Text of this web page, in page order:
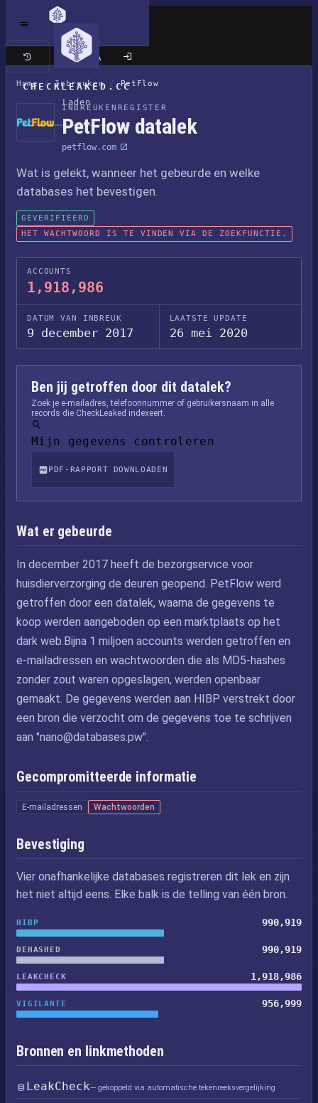
CHECKLEAKED.CC
Laden
Klassieke site
Home / Inbreuken / PetFlow
INBREUKENREGISTER
PetFlow datalek
petflow.com
Wat is gelekt, wanneer het gebeurde en welke
databases het bevestigen.
GEVERIFIEERD
HET WACHTWOORD IS TE VINDEN VIA DE ZOEKFUNCTIE.
ACCOUNTS
1,918,986
DATUM VAN INBREUK
9 december 2017
LAATSTE UPDATE
26 mei 2020
Ben jij getroffen door dit datalek?
Zoek je e-mailadres, telefoonnummer of gebruikersnaam in alle
records die CheckLeaked indexeert.
Mijn gegevens controleren
PDF-RAPPORT DOWNLOADEN
Wat er gebeurde
In december 2017 heeft de bezorgservice voor
huisdierverzorging de deuren geopend. PetFlow werd
getroffen door een datalek, waarna de gegevens te
koop werden aangeboden op een marktplaats op het
dark web.Bijna 1 miljoen accounts werden getroffen en
e-mailadressen en wachtwoorden die als MD5-hashes
zonder zout waren opgeslagen, werden openbaar
gemaakt. De gegevens werden aan HIBP verstrekt door
een bron die verzocht om de gegevens toe te schrijven
aan "nano@databases.pw".
Gecompromitteerde informatie
E-mailadressen Wachtwoorden
Bevestiging
Vier onafhankelijke databases registreren dit lek en zijn
het niet altijd eens. Elke balk is de telling van één bron.
HIBP 990,919
DEHASHED 990,919
LEAKCHECK 1,918,986
VIGILANTE 956,999
Bronnen en linkmethoden
LeakCheck— gekoppeld via automatische tekenreeksvergelijking